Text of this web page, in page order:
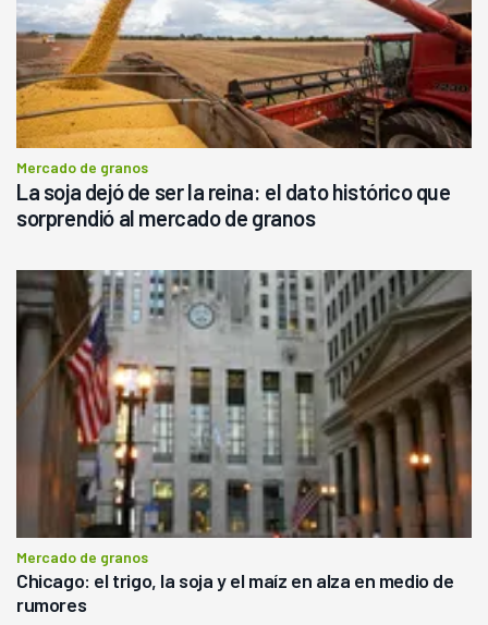
Mercado de granos
La soja dejó de ser la reina: el dato histórico que
sorprendió al mercado de granos
Mercado de granos
Chicago: el trigo, la soja y el maíz en alza en medio de
rumores